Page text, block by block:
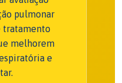
pulmonar
tratamento
melhorem
e